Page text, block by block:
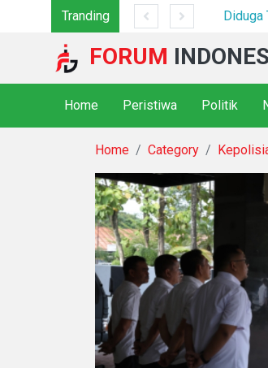
Tranding
Sarang Narkoba*
FORUM
Home Peristiwa Politik
Home Category